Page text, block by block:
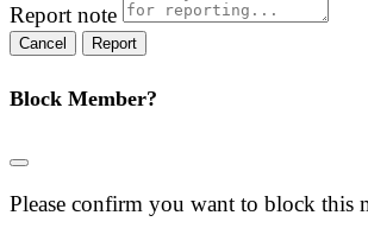
Report note
Report
Block Member?
Please confirm you want to block this